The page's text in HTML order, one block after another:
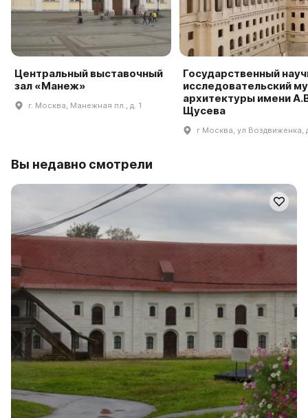
Центральный выставочный
зал «Манеж»
г. Москва, Манежная пл., д. 1
Государственный
исследовательский
архитектуры имени
Щусева
г Москва, ул Воздвиженка,
Вы недавно смотрели